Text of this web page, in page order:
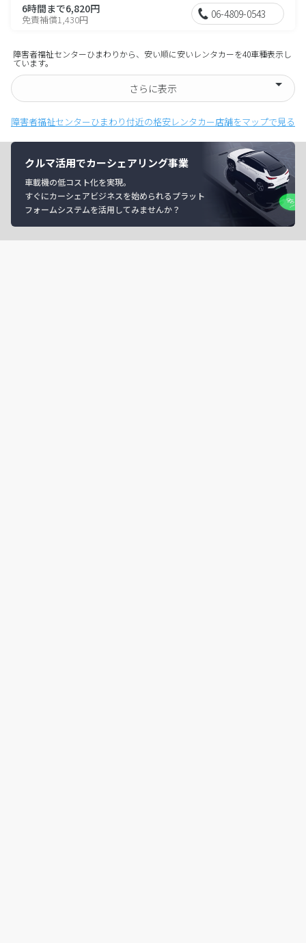
6時間まで6,820円
免責補償1,430円 06-4809-0543
障害者福祉センターひまわりから、安い順に安いレンタカーを40車種表示し
ています。
さらに表示
障害者福祉センターひまわり付近の格安レンタカー店舗をマップで見る
クルマ活用でカーシェアリング事業
車載機の低コスト化を実現。
すぐにカーシェアビジネスを始められるプラット
フォームシステムを活用してみませんか？